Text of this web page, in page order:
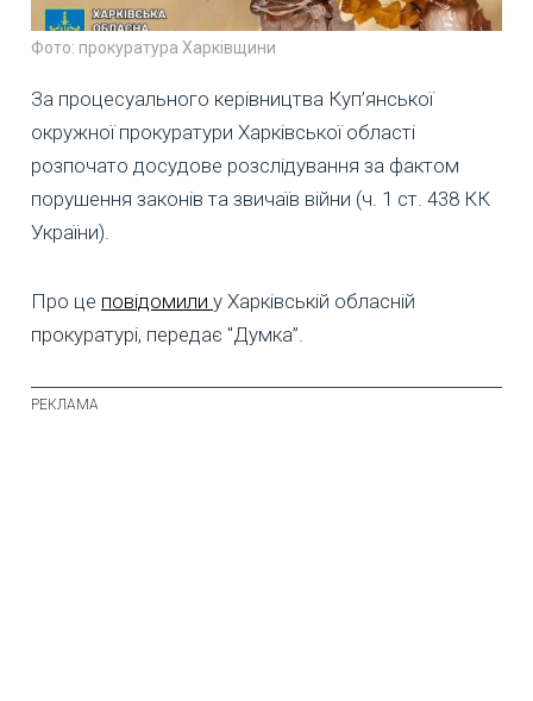
Фото: прокуратура Харківщини
За процесуального керівництва Куп’янської
окружної прокуратури Харківської області
розпочато досудове розслідування за фактом
порушення законів та звичаїв війни (ч. 1 ст. 438 КК
України).
Про це повідомили у Харківській обласній
прокуратурі, передає "Думка”.